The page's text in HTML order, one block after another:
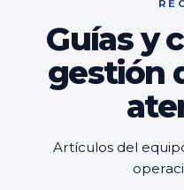
Guías y
gestión
Artículos del